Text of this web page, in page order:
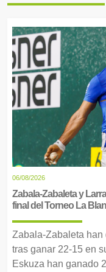
06/08/2026
Zabala-Zabaleta y
final del Torneo La
Zabala-Zabaleta han
tras ganar 22-15 en
Eskuza han ganado